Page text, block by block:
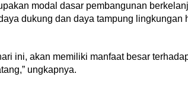
modal dasar pembangunan
dukung dan daya tampung lingkungan
ini, akan memiliki manfaat besar
ungkapnya.